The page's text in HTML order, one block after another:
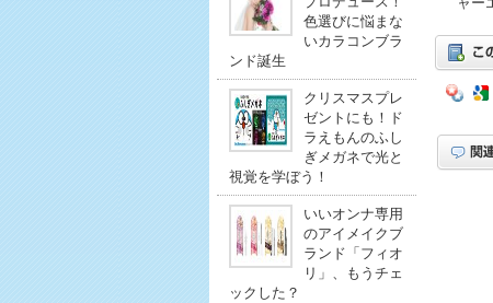
色選びに悩まな
いカラコンブラ
ンド誕生
クリスマスプレ
ゼントにも！ド
ラえもんのふし
ぎメガネで光と
視覚を学ぼう！
いいオンナ専用
のアイメイクブ
ランド「フィオ
リ」、もうチェ
ックした？